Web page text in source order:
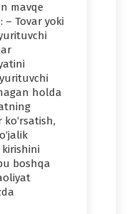
mavqe
– Tovar yoki
holda
boshqa